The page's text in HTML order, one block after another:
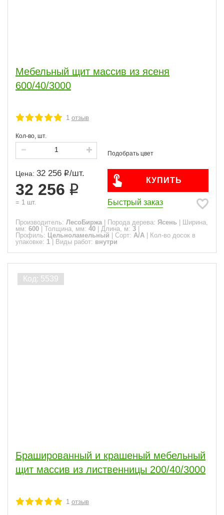
Мебельный щит массив из ясеня
600/40/3000
1 отзыв
Кол-во, шт.
Цена: 32 256 /шт.
32 256
= 1 шт.
КУПИТЬ
Быстрый заказ
Производитель: ЛесоБиржа Порода дерева: Ясень
Ширина,
мм: 600 Толщина, мм: 40 Длина, м: 3
Профиль: Цельноламельный Сорт: A/A
Кол-во досок в
упаковке: 1 Виды работ: внутри
Брашированный и крашеный мебельный
щит массив из лиственницы 200/40/3000
1 отзыв